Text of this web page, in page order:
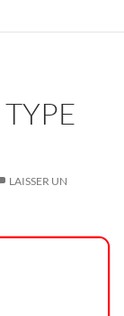
LAISSER UN